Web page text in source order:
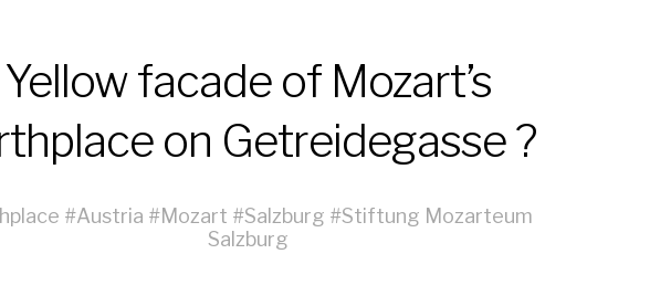
Yellow facade of Mozart’s
on Getreidegasse ?
#Austria #Mozart #Salzburg #Stiftung Mozarteum
Salzburg